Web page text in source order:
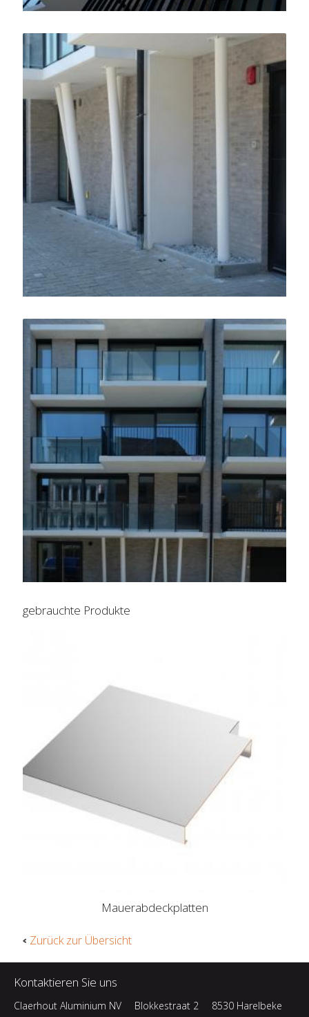
gebrauchte Produkte
Mauerabdeckplatten
Zurück zur Übersicht
Kontaktieren Sie uns
Claerhout Aluminium NV Blokkestraat 2 8530 Harelbeke